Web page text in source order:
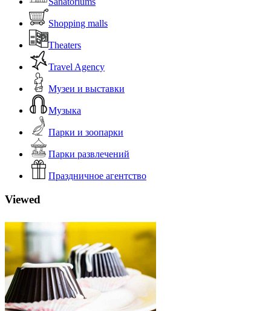
Shopping malls
Theaters
Travel Agency
Музеи и выставки
Музыка
Парки и зоопарки
Парки развлечений
Праздничное агентство
Viewed